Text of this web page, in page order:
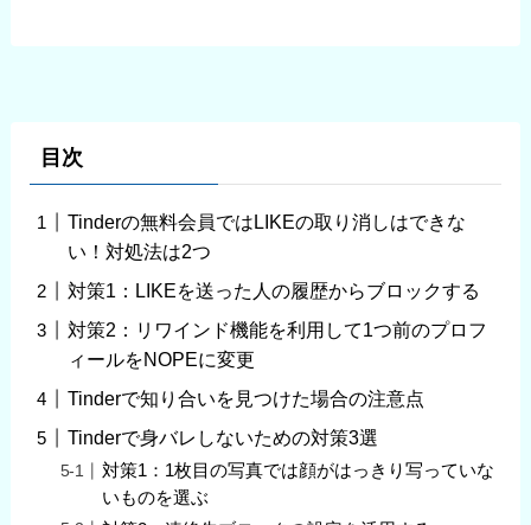
目次
Tinderの無料会員ではLIKEの取り消しはできな
い！対処法は2つ
対策1：LIKEを送った人の履歴からブロックする
対策2：リワインド機能を利用して1つ前のプロフ
ィールをNOPEに変更
Tinderで知り合いを見つけた場合の注意点
Tinderで身バレしないための対策3選
対策1：1枚目の写真では顔がはっきり写っていな
いものを選ぶ